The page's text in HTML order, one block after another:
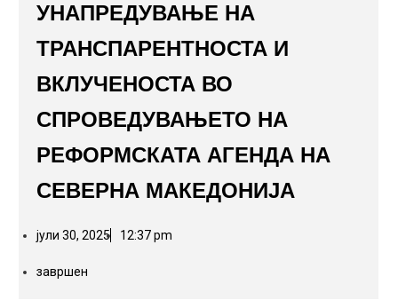
УНАПРЕДУВАЊЕ НА
ТРАНСПАРЕНТНОСТА И
ВКЛУЧЕНОСТА ВО
СПРОВЕДУВАЊЕТО НА
РЕФОРМСКАТА АГЕНДА НА
СЕВЕРНА МАКЕДОНИЈА
јули 30, 2025 12:37 pm
завршен